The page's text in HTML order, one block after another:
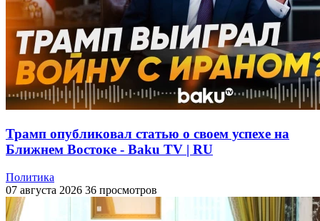
Трамп опубликовал статью о своем успехе на
Ближнем Востоке - Baku TV | RU
Политика
07 августа 2026 36 просмотров